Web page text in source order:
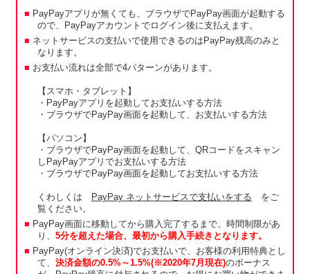
PayPayアプリが無くても、ブラウザでPayPay画面が起動する
ので、PayPayアカウントでログイン後に支払えます。
ネットサービスの支払いで使用できるのはPayPay残高のみと
なります。
お支払い流れは全部で4パターンがあります。
【スマホ・タブレット】
・PayPayアプリを起動してお支払いする方法
・ブラウザでPayPay画面を起動して、お支払いする方法
【パソコン】
・ブラウザでPayPay画面を起動して、QRコードをスキャン
しPayPayアプリでお支払いする方法
・ブラウザでPayPay画面を起動してお支払いする方法
くわしくは PayPay ネットサービスで支払いをする をご
覧ください。
PayPay画面に移動してから購入完了するまで、時間制限があ
り、 5分を超えた場合、最初から購入手続きとなります。
PayPay(オンライン決済)でお支払いで、お客様の利用特典とし
て、 決済金額の0.5%～1.5%(※2020年7月現在)のボーナス